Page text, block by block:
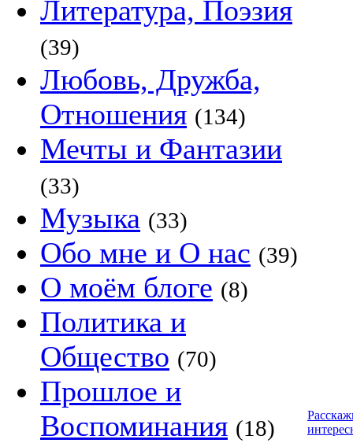
Литература, Поэзия
(39)
Любовь, Дружба,
Отношения (134)
Мечты и Фантазии
(33)
Музыка (33)
Обо мне и О нас (39)
О моём блоге (8)
Политика и
Общество (70)
Прошлое и
Воспоминания (18)